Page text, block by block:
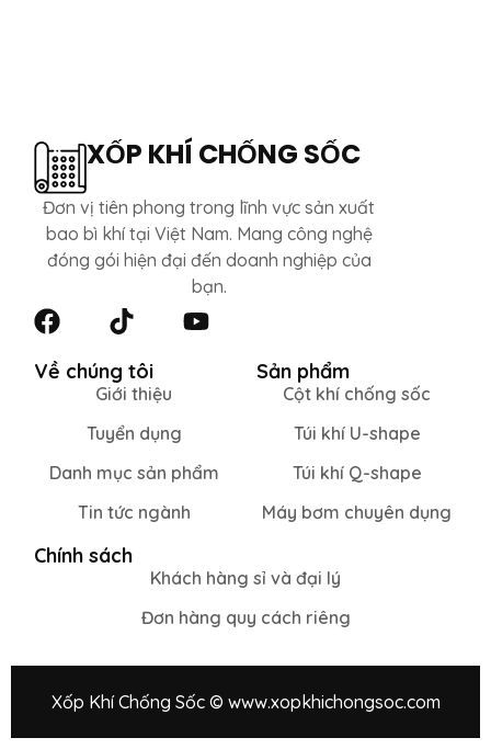
XỐP KHÍ CHỐNG SỐC
Đơn vị tiên phong trong lĩnh vực sản xuất
bao bì khí tại Việt Nam. Mang công nghệ
đóng gói hiện đại đến doanh nghiệp của
bạn.
Về chúng tôi
Giới thiệu
Tuyển dụng
Danh mục sản phẩm
Tin tức ngành
Sản phẩm
Cột khí chống sốc
Túi khí U-shape
Túi khí Q-shape
Máy bơm chuyên dụng
Chính sách
Khách hàng sỉ và đại lý
Đơn hàng quy cách riêng
Xốp Khí Chống Sốc © www.xopkhichongsoc.com